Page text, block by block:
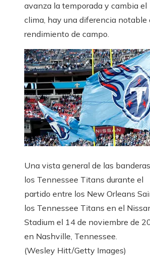
avanza la temporada y cambia el
clima, hay una diferencia notable
rendimiento de campo.
Una vista general de las
los Tennessee Titans durante el
partido entre los New Orleans
los Tennessee Titans en el
Stadium el 14 de noviembre de
en Nashville, Tennessee.
(Wesley Hitt/Getty Images)